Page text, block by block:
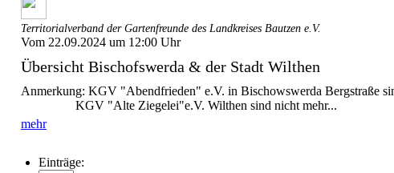
Territorialverband der Gartenfreunde des Landkreises Bautzen e.V.
Vom 22.09.2024 um 12:00 Uhr
Übersicht Bischofswerda & der Stadt Wilthen
Anmerkung: KGV "Abendfrieden" e.V. in Bischowswerda
KGV "Alte Ziegelei"e.V. Wilthen sind nicht mehr...
mehr
Einträge: